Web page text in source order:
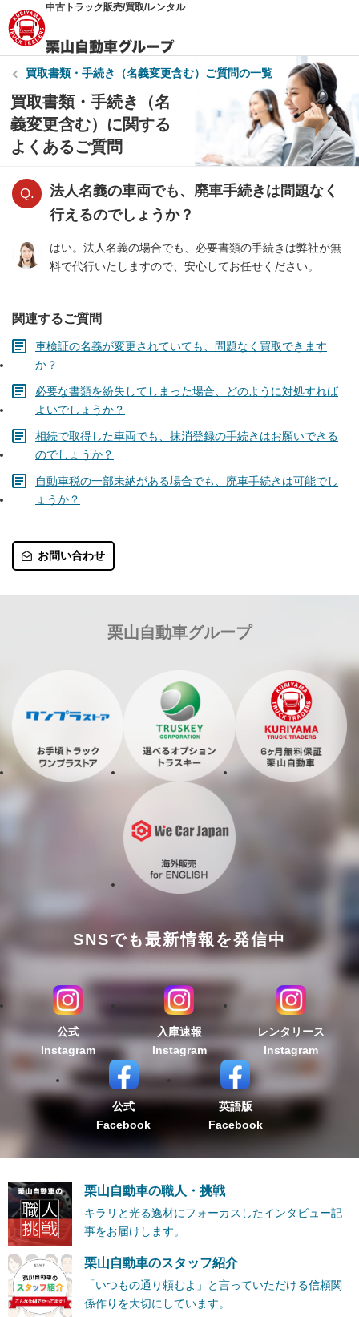
中古トラック販売/買取/レンタル
買取書類・手続き（名義変更含む） ご質問の一覧
買取書類・手続き（名
義変更含む）に関する
よくあるご質問
法人名義の車両でも、廃車手続きは問題なく
行えるのでしょうか？
はい。法人名義の場合でも、必要書類の手続きは弊社が無
料で代行いたしますので、安心してお任せください。
関連するご質問
車検証の名義が変更されていても、問題なく買取できます
か？
必要な書類を紛失してしまった場合、どのように対処すれば
よいでしょうか？
相続で取得した車両でも、抹消登録の手続きはお願いできる
のでしょうか？
自動車税の一部未納がある場合でも、廃車手続きは可能でし
ょうか？
お問い合わせ
栗山自動車グループ
SNSでも最新情報を発信中
公式
Instagram
入庫速報
Instagram
レンタリース
Instagram
公式
Facebook
英語版
Facebook
栗山自動車の職人・挑戦
キラリと光る逸材にフォーカスしたインタビュー記
事をお届けします。
栗山自動車のスタッフ紹介
「いつもの通り頼むよ」と言っていただける信頼関
係作りを大切にしています。